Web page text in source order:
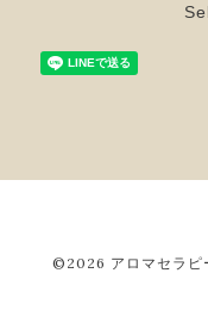
©2026 アロマセラ